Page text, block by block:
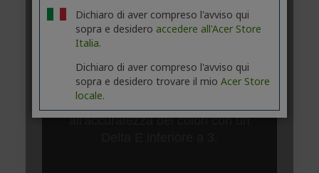
Dichiaro di aver compreso l'avviso qui
sopra e desidero accedere all'Acer Store
Italia.
Dichiaro di aver compreso l'avviso qui
sopra e desidero trovare il mio Acer Store
locale.